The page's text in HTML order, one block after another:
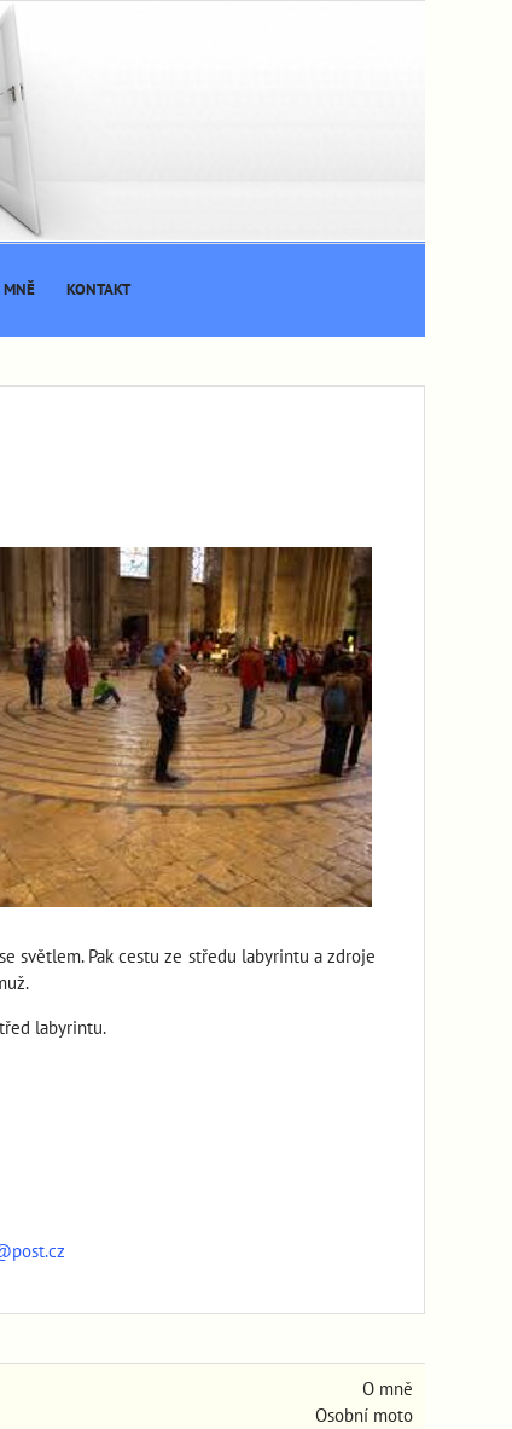
MNĚ KONTAKT
světlem. Pak cestu ze středu labyrintu a zdroje
labyrintu.
O mně
Osobní moto